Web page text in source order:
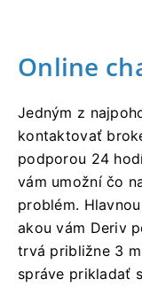
Online
Jedným z
kontaktovať
podporou 24
vám umožní čo
problém.
akou vám Deriv
trvá približne 3
správe prikladať